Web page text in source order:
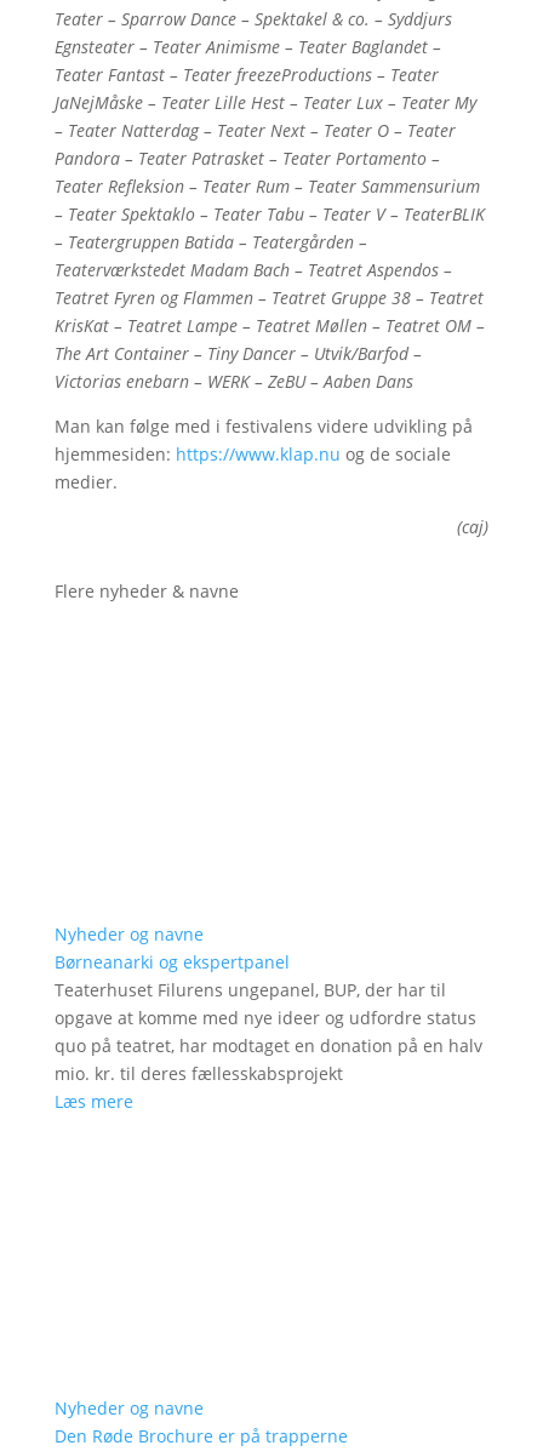
Teater – Sparrow Dance – Spektakel & co. – Syddjurs
Egnsteater – Teater Animisme – Teater Baglandet –
Teater Fantast – Teater freezeProductions – Teater
JaNejMåske – Teater Lille Hest – Teater Lux – Teater My
– Teater Natterdag – Teater Next – Teater O – Teater
Pandora – Teater Patrasket – Teater Portamento –
Teater Refleksion – Teater Rum – Teater Sammensurium
– Teater Spektaklo – Teater Tabu – Teater V – TeaterBLIK
– Teatergruppen Batida – Teatergården –
Teaterværkstedet Madam Bach – Teatret Aspendos –
Teatret Fyren og Flammen – Teatret Gruppe 38 – Teatret
KrisKat – Teatret Lampe – Teatret Møllen – Teatret OM –
The Art Container – Tiny Dancer – Utvik/Barfod –
Victorias enebarn – WERK – ZeBU – Aaben Dans
Man kan følge med i festivalens videre udvikling på
hjemmesiden: https://www.klap.nu og de sociale
medier.
(caj)
Flere nyheder & navne
Nyheder og navne
Børneanarki og ekspertpanel
Teaterhuset Filurens ungepanel, BUP, der har til
opgave at komme med nye ideer og udfordre status
quo på teatret, har modtaget en donation på en halv
mio. kr. til deres fællesskabsprojekt
Læs mere
Nyheder og navne
Den Røde Brochure er på trapperne